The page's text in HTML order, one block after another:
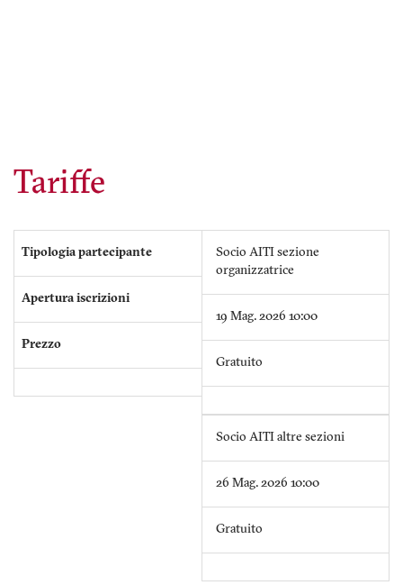
Tariffe
Tipologia partecipante
Apertura iscrizioni
Prezzo
Socio AITI sezione
organizzatrice
19 Mag. 2026 10:00
Gratuito
Socio AITI altre sezioni
26 Mag. 2026 10:00
Gratuito